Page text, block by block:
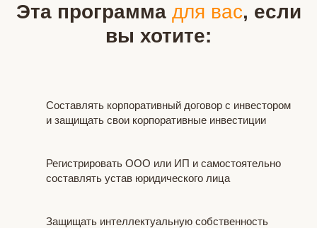
Эта программа для вас, если
вы хотите:
Составлять корпоративный договор с инвестором
и защищать свои корпоративные инвестиции
Регистрировать ООО или ИП и самостоятельно
составлять устав юридического лица
Защищать интеллектуальную собственность